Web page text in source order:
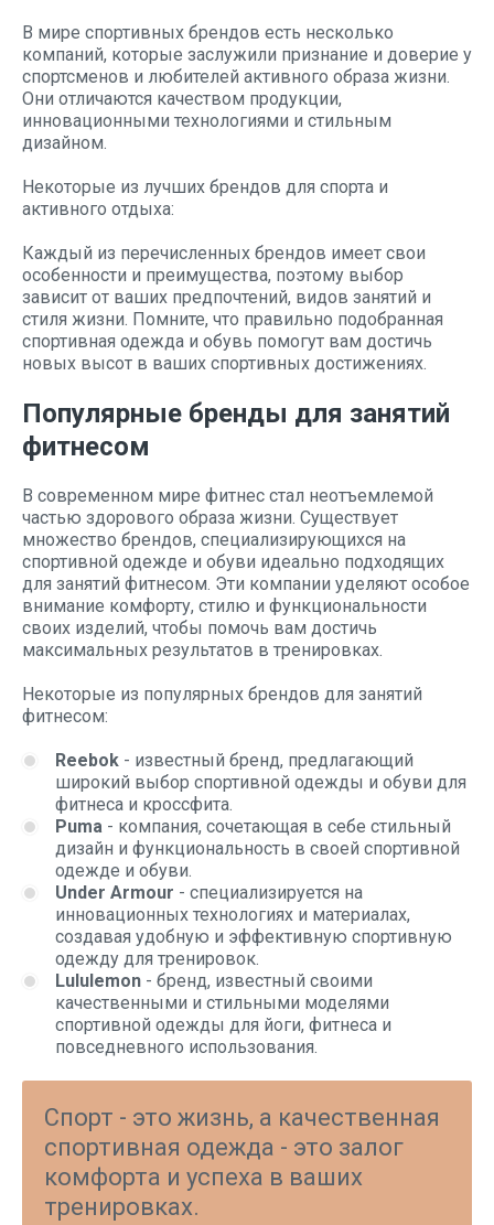
В мире спортивных брендов есть несколько
компаний, которые заслужили признание и доверие у
спортсменов и любителей активного образа жизни.
Они отличаются качеством продукции,
инновационными технологиями и стильным
дизайном.
Некоторые из лучших брендов для спорта и
активного отдыха:
Каждый из перечисленных брендов имеет свои
особенности и преимущества, поэтому выбор
зависит от ваших предпочтений, видов занятий и
стиля жизни. Помните, что правильно подобранная
спортивная одежда и обувь помогут вам достичь
новых высот в ваших спортивных достижениях.
Популярные бренды для занятий
фитнесом
В современном мире фитнес стал неотъемлемой
частью здорового образа жизни. Существует
множество брендов, специализирующихся на
спортивной одежде и обуви идеально подходящих
для занятий фитнесом. Эти компании уделяют особое
внимание комфорту, стилю и функциональности
своих изделий, чтобы помочь вам достичь
максимальных результатов в тренировках.
Некоторые из популярных брендов для занятий
фитнесом:
Reebok - известный бренд, предлагающий
широкий выбор спортивной одежды и обуви для
фитнеса и кроссфита.
Puma - компания, сочетающая в себе стильный
дизайн и функциональность в своей спортивной
одежде и обуви.
Under Armour - специализируется на
инновационных технологиях и материалах,
создавая удобную и эффективную спортивную
одежду для тренировок.
Lululemon - бренд, известный своими
качественными и стильными моделями
спортивной одежды для йоги, фитнеса и
повседневного использования.
Спорт - это жизнь, а качественная
спортивная одежда - это залог
комфорта и успеха в ваших
тренировках.